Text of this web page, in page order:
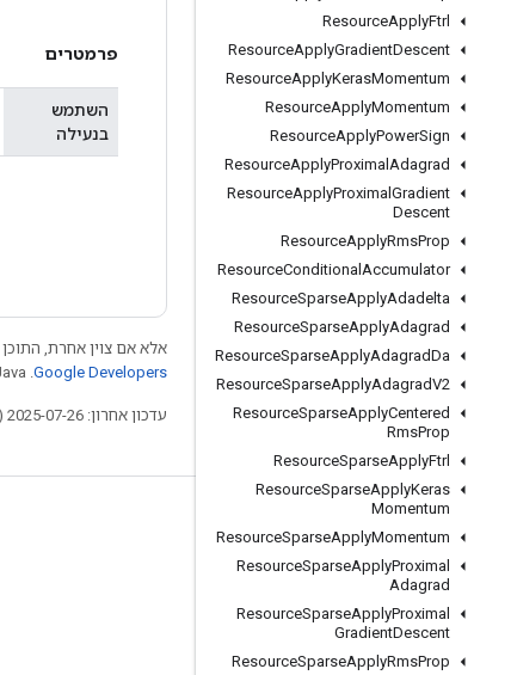
ResourceApplyFtrl
ResourceApplyGradientDescent
ResourceApplyKerasMomentum
ResourceApplyMomentum
ResourceApplyPowerSign
ResourceApplyProximal Adagrad
ResourceApplyProximal Gradient
Descent
ResourceApplyRmsProp
ResourceConditional Accumulator
ResourceSparseApplyAdadelta
ResourceSparseApplyAdagrad
ResourceSparseApplyAdagradDa
ResourceSparseApplyAdagradV2
ResourceSparseApplyCentered
RmsProp
ResourceSparseApplyFtrl
ResourceSparseApplyKeras
Momentum
ResourceSparseApplyMomentum
ResourceSparseApplyProximal
Adagrad
ResourceSparseApplyProximal
GradientDescent
ResourceSparseApplyRmsProp
פרמטרים
השתמש
בנעילה
אלא אם צוין אחרת, התוכן
Google Developers‏
עדכון אחרון: 2025-07-26 (שעון UTC).
בלוג
GitHub